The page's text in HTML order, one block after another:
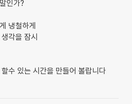
인가?
냉철하게
각을 잠시
수 있는 시간을 만들어 볼랍니다